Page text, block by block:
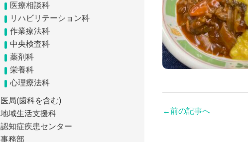
医療相談科
リハビリテーション科
作業療法科
中央検査科
薬剤科
栄養科
心理療法科
医局(歯科を含む)
地域生活支援科
認知症疾患センター
事務部
←前の記事へ